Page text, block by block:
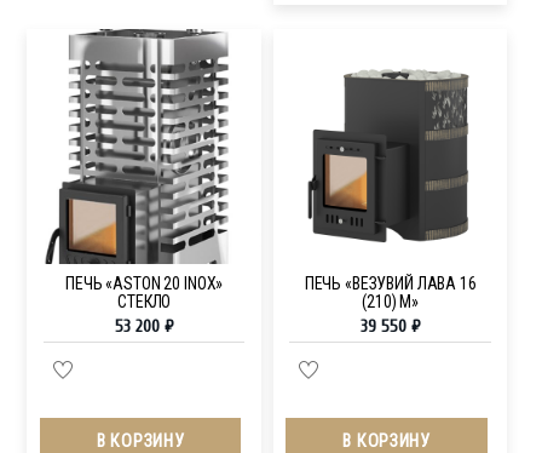
ПЕЧЬ «ASTON 20 INOX»
СТЕКЛО
53 200 ₽
В КОРЗИНУ
ПЕЧЬ «ВЕЗУВИЙ ЛАВА 16
(210) М»
39 550 ₽
В КОРЗИНУ